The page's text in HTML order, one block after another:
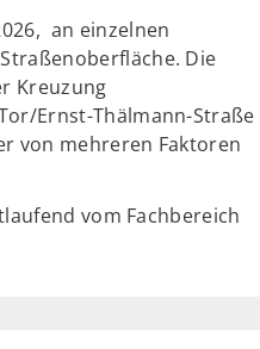
an einzelnen
Die
Kreuzung
Ernst-Thälmann-Straße
von mehreren Faktoren
vom Fachbereich